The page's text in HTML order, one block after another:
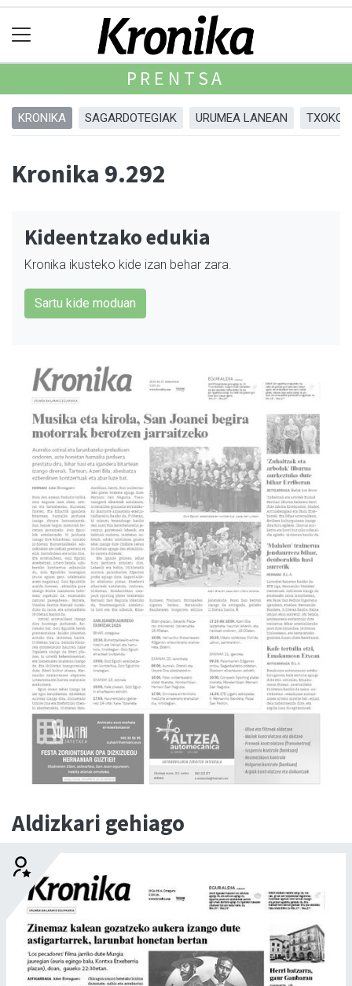
PRENTSA
KRONIKA SAGARDOTEGIAK URUMEA LANEAN
Kronika 9.292
Kideentzako edukia
Kronika ikusteko kide izan behar zara.
Sartu kide moduan
Aldizkari gehiago